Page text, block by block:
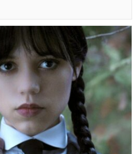
сериалу: «Одни из нас»
фаворитом на премии
перенесли с октября из-за
и наконец состоялась,
отличных новостей для
кино.